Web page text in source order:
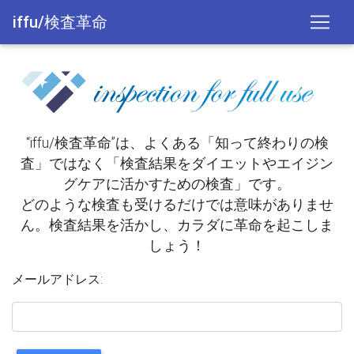
iffu/検査革命
“iffu/検査革命”は、よくある「知って終わりの検
査」ではなく「検査結果をダイエットやエイジン
グケアに活かすための検査」です。
どのような検査も受けるだけでは意味がありませ
ん。検査結果を活かし、カラダに革命を起こしま
しょう！
メールアドレス: